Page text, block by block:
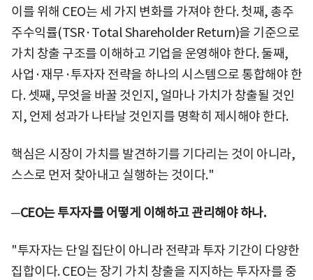
이를 위해 CEO는 세 가지 변화를 가져야 한다. 첫째, 총주
주수익률(TSR·Total Shareholder Return)을 기준으로
가치 창출 구조를 이해하고 기업을 운영해야 한다. 둘째,
사업·재무·투자자 전략을 하나의 시스템으로 통합해야 한
다. 셋째, 무엇을 바꿀 것인지, 얼마나 가치가 창출될 것인
지, 언제 성과가 나타날 것인지를 명확히 제시해야 한다.
핵심은 시장이 가치를 발견하기를 기다리는 것이 아니라,
스스로 먼저 찾아내고 실행하는 것이다."
─CEO는 투자자를 어떻게 이해하고 관리해야 하나.
"투자자는 단일 집단이 아니라 전략과 투자 기간이 다양한
집합이다. CEO는 장기 가치 창출을 지지하는 투자자를 중